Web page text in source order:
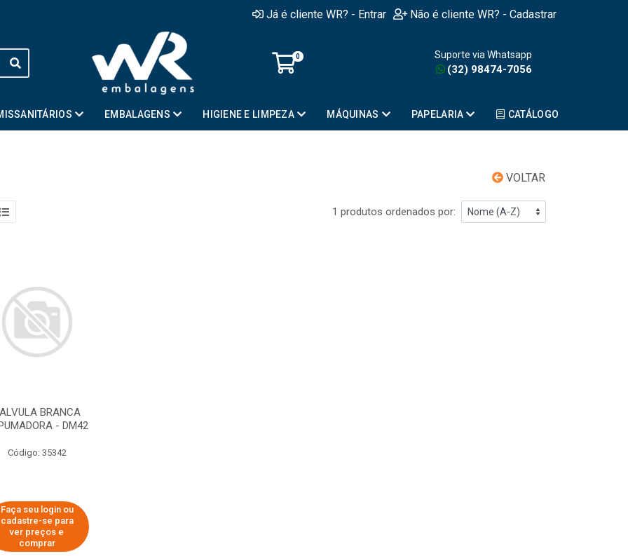
Já é cliente WR? - Entrar Não é cliente WR? - Cadastrar
0 Suporte via Whatsapp
(32) 98474-7056
EMBALAGENS HIGIENE E LIMPEZA MÁQUINAS PAPELARIA CATÁLOGO
VOLTAR
1 produtos ordenados por:
BRANCA
- DM42
Código: 35342
Faça seu login ou
cadastre-se para
ver preços e
comprar